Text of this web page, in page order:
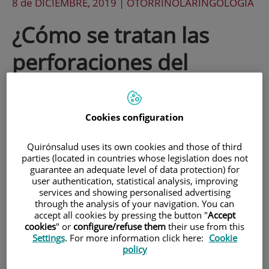
¿Cómo se tratan las
perforaciones del
tabique nasal?
La perforación del tabique nasal o
perforación septal es la aparición de un
orificio anormal entre las dos fosas
nasales. El doctor Isam Alobid,
otorrinolaringólogo experto en el cierre
de las perforaciones septales, nos explica
qué son las perforaciones septales, cómo
Cookies configuration
Quirónsalud uses its own cookies and those of third
parties (located in countries whose legislation does not
guarantee an adequate level of data protection) for
user authentication, statistical analysis, improving
services and showing personalised advertising
through the analysis of your navigation. You can
accept all cookies by pressing the button "Accept
cookies" or configure/refuse them their use from this
Settings. For more information click here: Cookie
policy